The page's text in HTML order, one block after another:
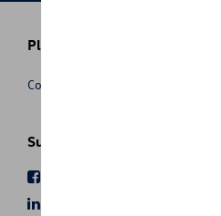
Plus d'informations
Conditions de vente
Suivez nous